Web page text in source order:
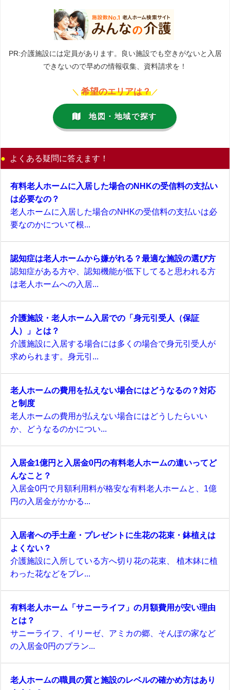
PR:介護施設には定員があります。良い施設でも空きがないと入居
できないので早めの情報収集、資料請求を！
＼ 希望のエリアは？ ／
地図・地域で探す
よくある疑問に答えます！
有料老人ホームに入居した場合のNHKの受信料の支払い
は必要なの？
老人ホームに入居した場合のNHKの受信料の支払いは必
要なのかについて根...
認知症は老人ホームから嫌がれる？最適な施設の選び方
認知症がある方や、認知機能が低下してると思われる方
は老人ホームへの入居...
介護施設・老人ホーム入居での「身元引受人（保証
人）」とは？
介護施設に入居する場合には多くの場合で身元引受人が
求められます。身元引...
老人ホームの費用を払えない場合にはどうなるの？対応
と制度
老人ホームの費用が払えない場合にはどうしたらいい
か、どうなるのかについ...
入居金1億円と入居金0円の有料老人ホームの違いってど
んなこと？
入居金0円で月額利用料が格安な有料老人ホームと、1億
円の入居金がかかる...
入居者への手土産・プレゼントに生花の花束・鉢植えは
よくない？
介護施設に入所している方へ切り花の花束、 植木鉢に植
わった花などをプレ...
有料老人ホーム「サニーライフ」の月額費用が安い理由
とは？
サニーライフ、イリーゼ、アミカの郷、そんぽの家など
の入居金0円のプラン...
老人ホームの職員の質と施設のレベルの確かめ方はあり